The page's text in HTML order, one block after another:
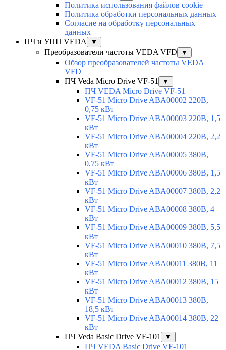
Политика использования файлов cookie
Политика обработки персональных данных
Согласие на обработку персональных
данных
ПЧ и УПП VEDA
▼
Преобразователи частоты VEDA VFD ▼
Обзор преобразователей частоты VEDA
VFD
ПЧ Veda Micro Drive VF-51
▼
ПЧ VEDA Micro Drive VF-51
VF-51 Micro Drive ABA00002 220В,
0,75 кВт
VF-51 Micro Drive ABA00003 220В, 1,5
кВт
VF-51 Micro Drive ABA00004 220В, 2,2
кВт
VF-51 Micro Drive ABA00005 380В,
0,75 кВт
VF-51 Micro Drive ABA00006 380В, 1,5
кВт
VF-51 Micro Drive ABA00007 380В, 2,2
кВт
VF-51 Micro Drive ABA00008 380В, 4
кВт
VF-51 Micro Drive ABA00009 380В, 5,5
кВт
VF-51 Micro Drive ABA00010 380В, 7,5
кВт
VF-51 Micro Drive ABA00011 380В, 11
кВт
VF-51 Micro Drive ABA00012 380В, 15
кВт
VF-51 Micro Drive ABA00013 380В,
18,5 кВт
VF-51 Micro Drive ABA00014 380В, 22
кВт
ПЧ Veda Basic Drive VF-101
▼
ПЧ VEDA Basic Drive VF-101